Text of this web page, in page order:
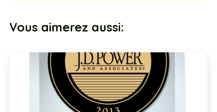
Vous aimerez aussi: